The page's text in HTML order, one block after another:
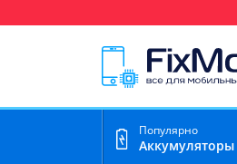
Популярно
Аккумуляторы